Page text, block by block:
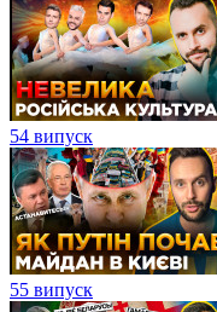
54 випуск
55 випуск